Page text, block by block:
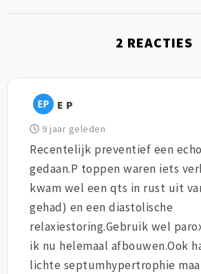
2 REACTIES
E P
9 jaar geleden
Recentelijk preventief een
gedaan.P toppen waren iets
kwam wel een qts in rust uit
gehad) en een diastolische
relaxiestoring.Gebruik wel
ik nu helemaal afbouwen.Ook
lichte septumhypertrophie